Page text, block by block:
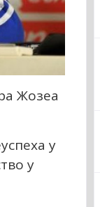
Жозеа
у
у